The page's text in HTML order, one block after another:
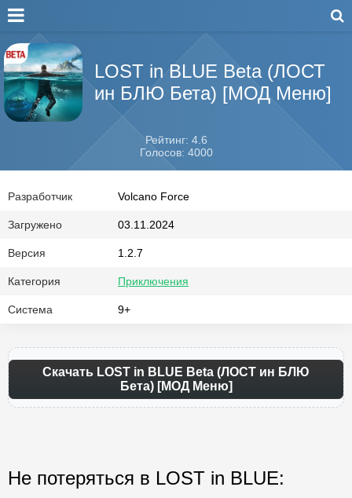
LOST in BLUE Beta (ЛОСТ
ин БЛЮ Бета) [МОД Меню]
Рейтинг: 4.6
Голосов: 4000
Разработчик Volcano Force
Загружено 03.11.2024
Версия 1.2.7
Категория Приключения
Система 9+
Скачать LOST in BLUE Beta (ЛОСТ ин БЛЮ
Бета) [МОД Меню]
Не потеряться в LOST in BLUE: